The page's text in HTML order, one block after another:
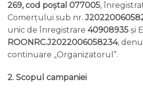
269, cod poștal 077005,
Comerțului sub nr.
unic de înregistrare 40908935 și
ROONRC.J2022006058234,
continuare „Organizatorul”.
2. Scopul campaniei